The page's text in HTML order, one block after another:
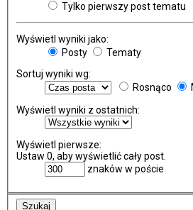
Tylko pierwszy post tematu
Wyświetl wyniki jako:
Posty
Tematy
Sortuj wyniki wg:
Rosnąco
Wyświetl wyniki z ostatnich:
Wyświetl pierwsze:
Ustaw 0, aby wyświetlić cały post.
znaków w poście